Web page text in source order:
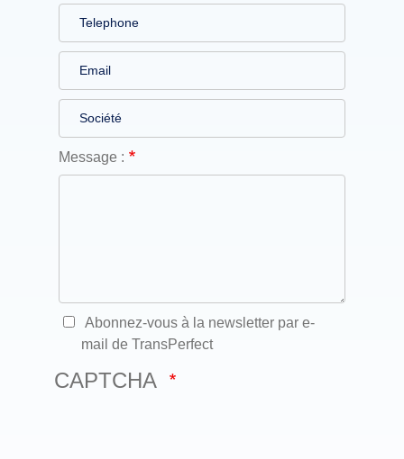
Message :
Abonnez-vous à la newsletter par e-
mail de TransPerfect
CAPTCHA